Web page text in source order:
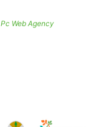
Pc Web Agency